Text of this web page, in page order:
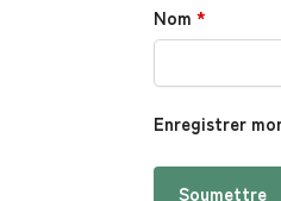
Nom *
Enregistrer